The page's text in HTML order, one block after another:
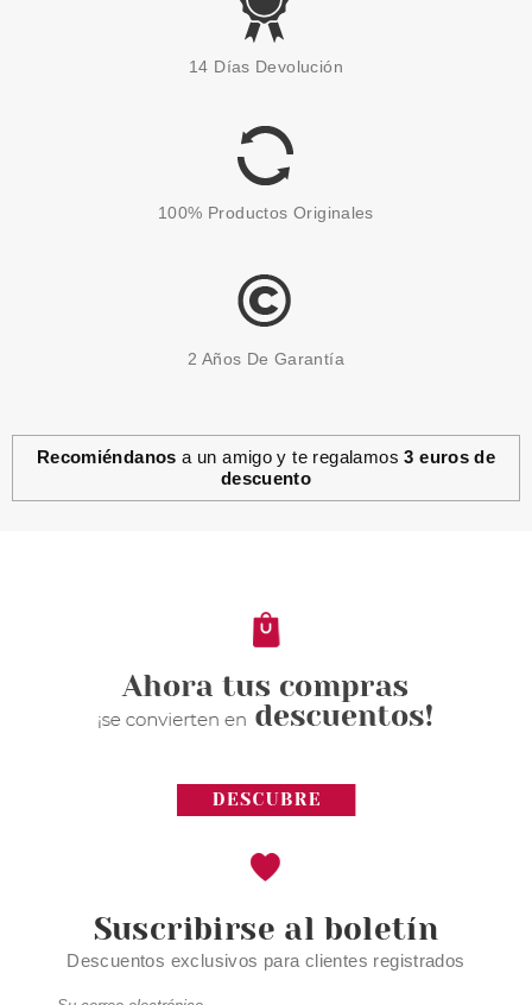
ESSENCE
LABIOS SOFT CONTOURING 06
1.15€
ESSENCE
2.10€
14 Días Devolución
100% Productos Originales
2 Años De Garantía
Recomiéndanos a un amigo y te regalamos3 euros de
descuento
Suscribirse al boletín
Descuentos exclusivos para clientes registrados